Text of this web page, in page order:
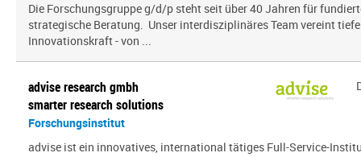
Die Forschungsgruppe g/d/p steht seit über 40 Jahren für
strategische Beratung. Unser interdisziplinäres Team vereint
Innovationskraft - von ...
advise research gmbh
smarter research solutions
Forschungsinstitut
advise ist ein innovatives, international tätiges Full-Service-